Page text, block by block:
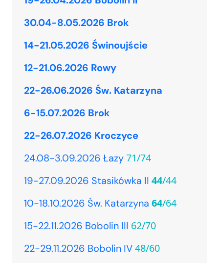
30.04-8.05.2026 Brok
14-21.05.2026 Świnoujście
12-21.06.2026 Rowy
22-26.06.2026 Św. Katarzyna
6-15.07.2026 Brok
22-26.07.2026 Kroczyce
24.08-3.09.2026 Łazy71/74
19-27.09.2026 Stasikówka II 44/44
10-18.10.2026 Św. Katarzyna 64/64
15-22.11.2026 Bobolin III 62/70
22-29.11.2026 Bobolin IV48/60